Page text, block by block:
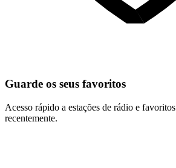
Guarde os seus favoritos
Acesso rápido a estações de rádio e
recentemente.